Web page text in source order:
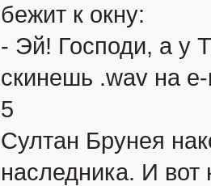
бежит к окну:
- Эй! Господи, а у
скинешь .wav на
5
Султан Брунея
наследника. И вот